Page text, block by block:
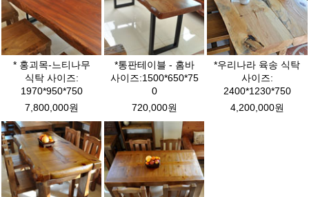
* 홍괴목-느티나무
식탁 사이즈:
1970*950*750
7,800,000원
*통판테이블 - 홈바
사이즈:1500*650*75
0
720,000원
*우리나라 육송 식탁
사이즈:
2400*1230*750
4,200,000원